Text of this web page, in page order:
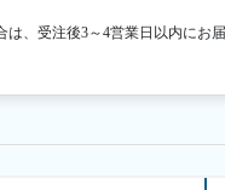
、受注後3～4営業日以内にお届